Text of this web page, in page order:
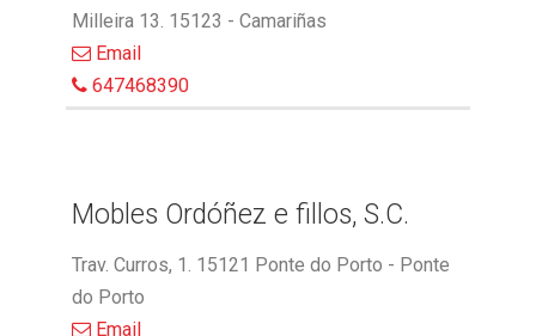
Milleira 13. 15123 - Camariñas
Email
647468390
Mobles Ordóñez e fillos, S.C.
Trav. Curros, 1. 15121 Ponte do Porto - Ponte
do Porto
Email